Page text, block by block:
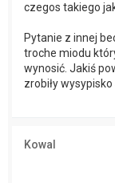
czegos takiego
Pytanie z innej
troche miodu
wynosić. Jakiś
zrobiły wysypisko
Kowal